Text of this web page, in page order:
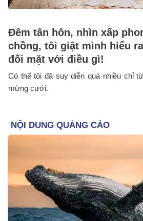
Đêm tân hôn, nhìn xấp
chồng, tôi giật mình hiểu
đối mặt với điều gì!
Có thể tôi đã suy diễn quá nhiều chỉ
mừng cưới.